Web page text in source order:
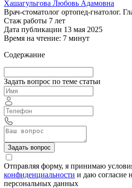
Хашагульгова Любовь Адамовна
Врач-стоматолог ортопед-гнатолог.
Стаж работы 7 лет
Дата публикации 13 мая 2025
Время на чтение: 7 минут
Содержание
Задать вопрос по теме статьи
Задать вопрос
Отправляя форму, я принимаю
конфиденциальности и даю согласие
персональных данных